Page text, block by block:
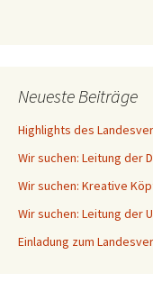
Neueste Beiträge
Highlights des
Wir suchen: Leitung der
Wir suchen: Kreative
Wir suchen: Leitung der
Einladung zum